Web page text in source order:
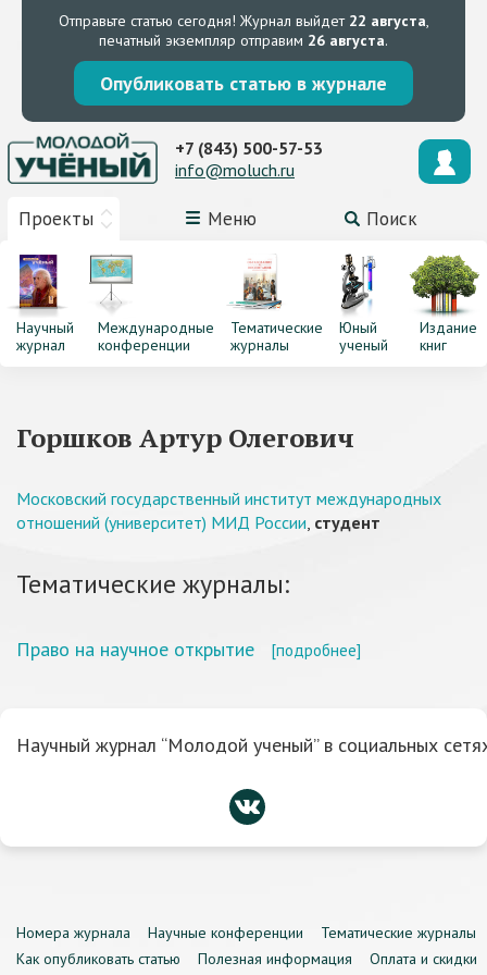
Отправьте статью сегодня! Журнал выйдет 22 августа,
печатный экземпляр отправим 26 августа.
Опубликовать статью в журнале
Проекты Меню Поиск
+7 (843) 500-57-53
info@moluch.ru
Научный
журнал
Международные
конференции
Тематические
журналы
Юный
ученый
Издание
книг
Горшков Артур Олегович
Московский государственный институт международных
отношений (университет) МИД России, студент
Тематические журналы:
Право на научное открытие [подробнее]
Научный журнал “Молодой ученый” в социальных
Номера журнала Научные конференции
Тематические журналы
Как опубликовать статью
Полезная информация Оплата и скидки